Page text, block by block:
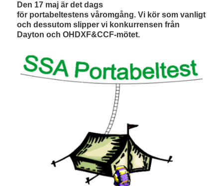
Den 17 maj är det dags
för portabeltestens våromgång. Vi kör som vanligt
och dessutom slipper vi konkurrensen från
Dayton och OHDXF&CCF-mötet.